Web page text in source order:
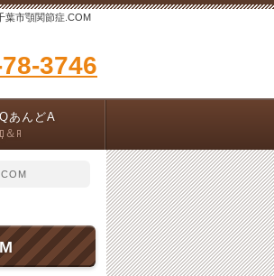
葉市顎関節症.COM
3746
QあんどA
Q＆A